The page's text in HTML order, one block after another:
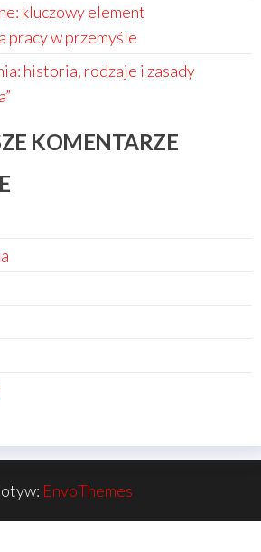
kluczowy element
pracy w przemyśle
historia, rodzaje i zasady
KOMENTARZE
EnvoThemes